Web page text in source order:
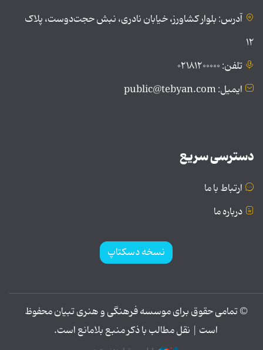
آدرس: بلوار کشاورز، خیابان نادری، نبش حجت‌دوست، پلاک
۱۲
تلفن: ۰۲۱۸۱۲۰۰۰۰۰
ایمیل: public@tebyan.com
دسترسی سریع
ارتباط با ما
درباره ما
نسخه دسکتاپ
© تمامی حقوق برای موسسه فرهنگی و هنری تبیان محفوظ
است | نقل مطالب با ذکر منبع بلامانع است.